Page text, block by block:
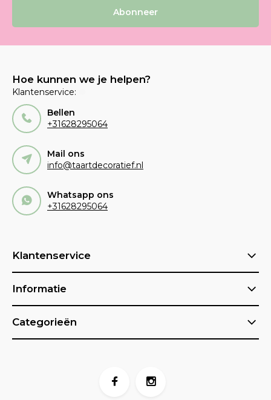
Abonneer
Hoe kunnen we je helpen?
Klantenservice:
Bellen
+31628295064
Mail ons
info@taartdecoratief.nl
Whatsapp ons
+31628295064
Klantenservice
Informatie
Categorieën